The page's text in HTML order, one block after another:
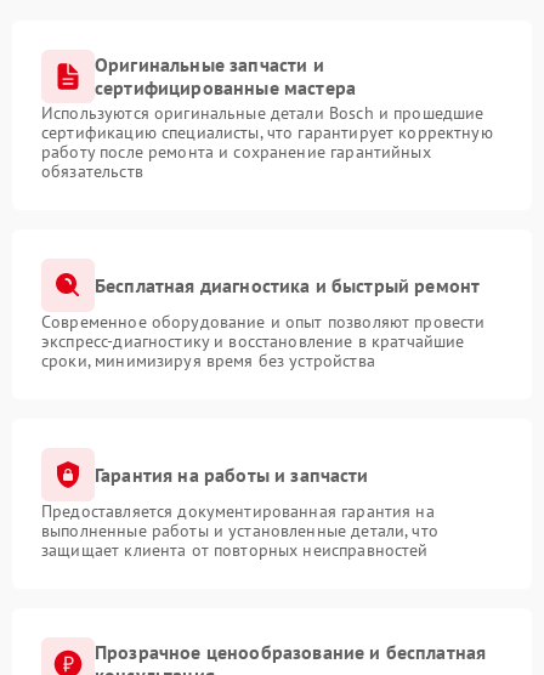
Оригинальные запчасти и
сертифицированные мастера
Используются оригинальные детали Bosch и прошедшие
сертификацию специалисты, что гарантирует корректную
работу после ремонта и сохранение гарантийных
обязательств
Бесплатная диагностика и быстрый ремонт
Современное оборудование и опыт позволяют провести
экспресс-диагностику и восстановление в кратчайшие
сроки, минимизируя время без устройства
Гарантия на работы и запчасти
Предоставляется документированная гарантия на
выполненные работы и установленные детали, что
защищает клиента от повторных неисправностей
Прозрачное ценообразование и бесплатная